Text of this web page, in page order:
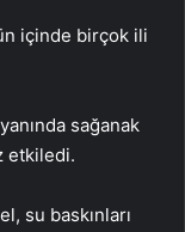
içinde birçok ili
sağanak
etkiledi.
su baskınları